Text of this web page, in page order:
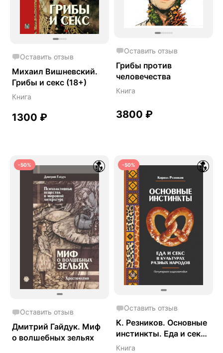
Оставить отзыв
Михаил Вишневский.
Грибы и секс (18+)
Книга
1300 ₽
Оставить отзыв
Грибы против
человечества
Книга
3800 ₽
-50%
Оставить отзыв
Дмитрий Гайдук. Миф
о волшебных зельях
-50%
Оставить отзыв
К. Резников. Основные
инстинкты. Еда и секс
в культурах разных
Книга